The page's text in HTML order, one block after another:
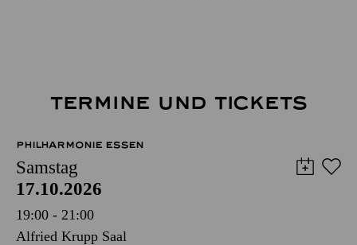
TERMINE UND TICKETS
PHILHARMONIE ESSEN
Samstag
17.10.2026
19:00 - 21:00
Alfried Krupp Saal